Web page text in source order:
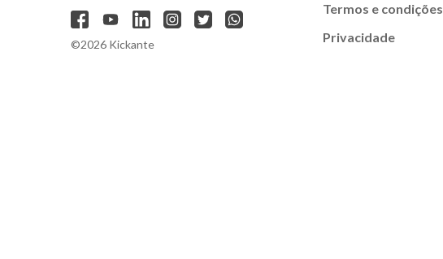
©2026 Kickante
Termos e condições
Privacidade